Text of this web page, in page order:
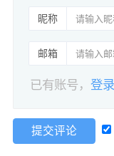
昵称
邮箱
已有账号，登录
提交评论